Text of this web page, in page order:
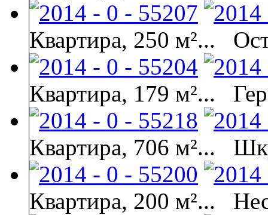
Квартира, 250 м²...
Квартира, 179 м²...
Квартира, 706 м²...
Квартира, 200 м²...